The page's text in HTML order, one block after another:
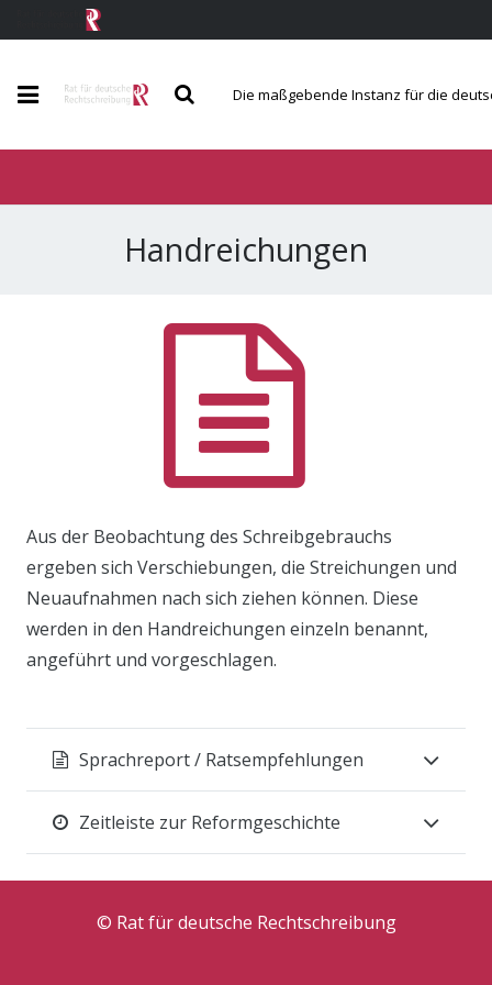
Service und Kontakt
Die maßgebende Instanz für die
Handreichungen
Aus der Beobachtung des Schreibgebrauchs
ergeben sich Verschiebungen, die Streichungen und
Neuaufnahmen nach sich ziehen können. Diese
werden in den Handreichungen einzeln benannt,
angeführt und vorgeschlagen.
Sprachreport / Ratsempfehlungen
Zeitleiste zur Reformgeschichte
© Rat für deutsche Rechtschreibung